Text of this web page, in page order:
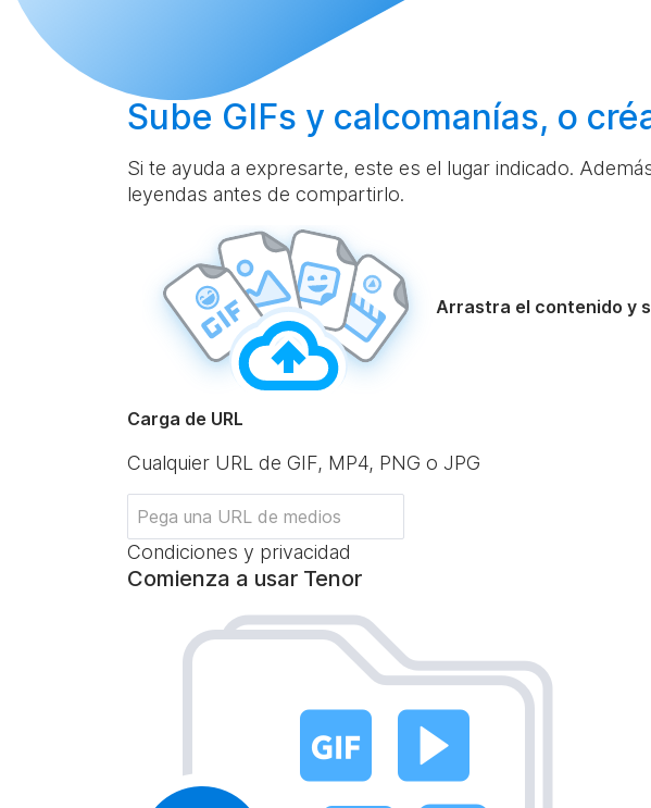
Sube GIFs y calcomanías, o
Si te ayuda a expresarte, este es el lugar indicado.
leyendas antes de compartirlo.
Arrastra el contenido y
Carga de URL
Cualquier URL de GIF, MP4, PNG o JPG
Condiciones y privacidad
Comienza a usar Tenor